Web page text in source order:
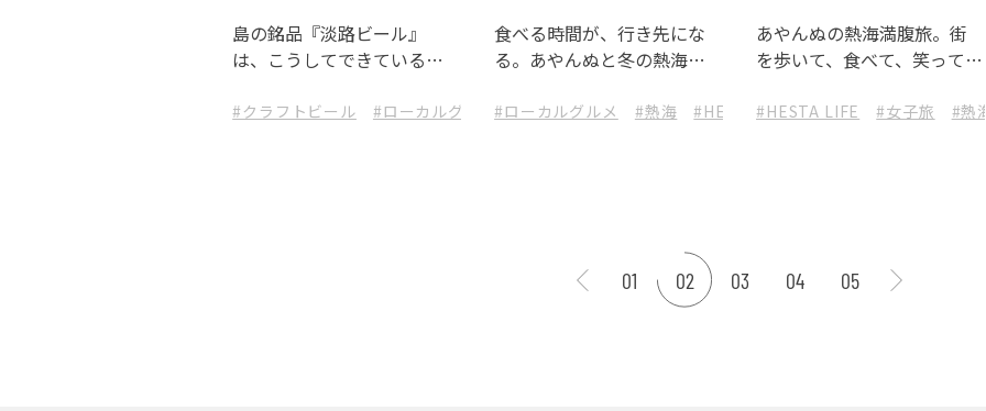
島の銘品『淡路ビール』
は、こうしてできている。
記
#クラフトビール #ローカルグルメ #淡路島 #兵庫旅行 #お土産 #アワジブルワリー #淡路ビー
食べる時間が、行き先にな
る。あやんぬと冬の熱海ス
エレガンテ熱海
#ローカルグルメ #熱海 #HESTA LIFE #ローカル魅力発見旅
あやんぬの熱海満腹旅。街
を歩いて、食べて、笑って、
#HESTA LIFE #女子旅 #熱
01 02 03 04 05